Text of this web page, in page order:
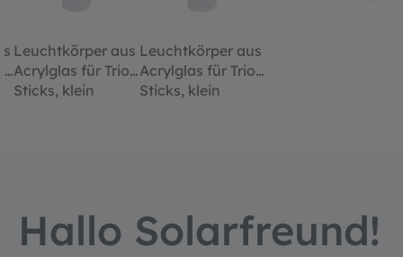
Leuchtkörper aus
Acrylglas für Trio
Sticks, klein
Leuchtkörper aus
Acrylglas für Trio
Sticks, klein
Hallo Solarfreund!